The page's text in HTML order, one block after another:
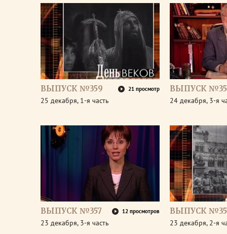
ВЫПУСК №359 21 просмотр
25 декабря, 1-я часть
ВЫПУСК
24 декабря, 3-я
ВЫПУСК №357 12 просмотров
23 декабря, 3-я часть
ВЫПУСК
23 декабря, 2-я